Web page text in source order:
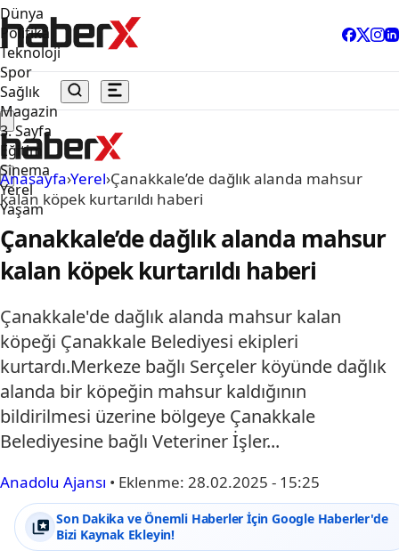
Dünya
Politika
Teknoloji
Spor
Sağlık
Magazin
3. Sayfa
Eğitim
Sinema
Yerel
Yaşam
Anasayfa›Yerel›Çanakkale’de dağlık alanda mahsur
kalan köpek kurtarıldı haberi
Çanakkale’de dağlık alanda mahsur
kalan köpek kurtarıldı haberi
Çanakkale'de dağlık alanda mahsur kalan
köpeği Çanakkale Belediyesi ekipleri
kurtardı.Merkeze bağlı Serçeler köyünde dağlık
alanda bir köpeğin mahsur kaldığının
bildirilmesi üzerine bölgeye Çanakkale
Belediyesine bağlı Veteriner İşler...
Anadolu Ajansı • Eklenme: 28.02.2025 - 15:25
Son Dakika ve Önemli Haberler İçin Google Haberler'de
Bizi Kaynak Ekleyin!